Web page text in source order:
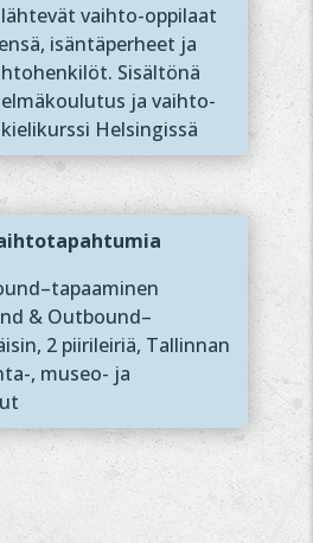
vaihto-oppilaat
isäntäperheet ja
Sisältönä
ja vaihto-
Helsingissä
& Outbound–
2 piirileiriä, Tallinnan
, museo- ja